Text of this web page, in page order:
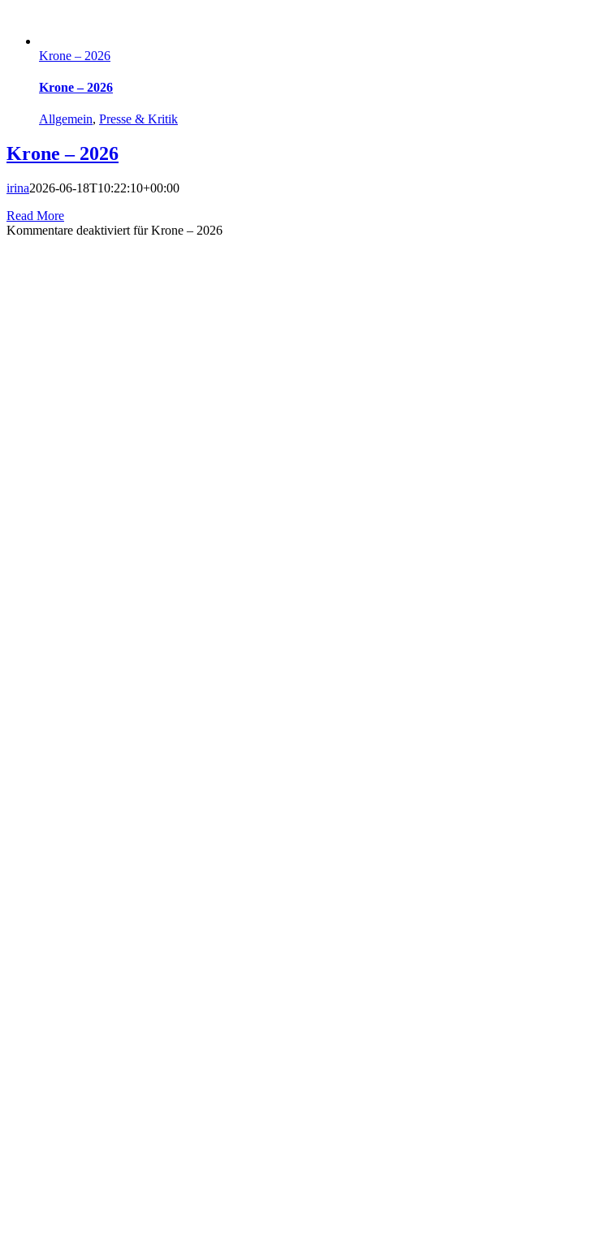
Krone – 2026
Krone – 2026
Allgemein, Presse & Kritik
Krone – 2026
irina2026-06-18T10:22:10+00:00
Read More
Kommentare deaktiviert für Krone – 2026